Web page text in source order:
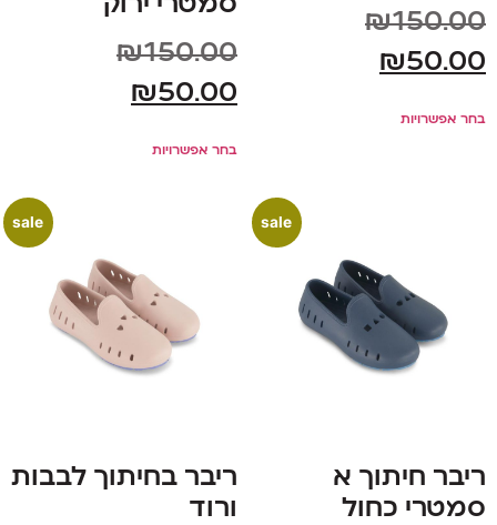
₪150.00
₪50.00
בחר אפשרויות
סמטרי ירוק
₪150.00
₪50.00
בחר אפשרויות
sale
ריבר חיתוך א
סמטרי כחול
sale
ריבר בחיתוך לבבות
ורוד